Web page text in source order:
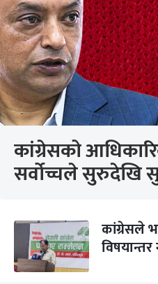
कांग्रेसको
सर्वोच्चले सुरुदेखि
कांग्रेसले